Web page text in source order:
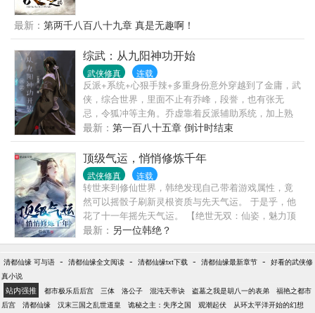
帝！
最新： 第两千八百八十九章 真是无趣啊！
综武：从九阳神功开始
武侠修真 连载
反派+系统+心狠手辣+多重身份意外穿越到了金庸，武
侠，综合世界，里面不止有乔峰，段誉，也有张无
忌，令狐冲等主角。乔虚靠着反派辅助系统，加上熟
悉各个世界的故事发展，夺取各个世界主角的机缘，
并靠着辅助系统，控制了一大群在金庸，武侠世界，
不怎么露...
最新： 第一百八十五章 倒计时结束
顶级气运，悄悄修炼千年
武侠修真 连载
转世来到修仙世界，韩绝发现自己带着游戏属性，竟
然可以摇骰子刷新灵根资质与先天气运。 于是乎，他
花了十一年摇先天气运。 【绝世无双：仙姿，魅力顶
级】 【天命剑痴：剑道资质顶级，剑道悟性顶级】
【身法绝尘：身法资质顶级】 【仙帝后裔：获得一部
绝世修仙功法、一千块上品灵石】 韩绝为了长生，决
代。 当仙界清理凡间时，韩绝不得不出手。 他这才发
现，好像仙神也不过如此！
最新： 另一位韩绝？
清都仙缘 可与语 - 清都仙缘全文阅读 - 清都仙缘txt下载 - 清都仙缘最新章节 - 好看的武侠修
真小说
站内强推 都市极乐后后宫 三体 洛公子 混沌天帝诀 盗墓之我是胡八一的表弟
福艳之都市
后宫
清都仙缘 汉末三国之乱世道皇 诡秘之主：失序之国 观潮起伏
从环太平洋开始的幻想